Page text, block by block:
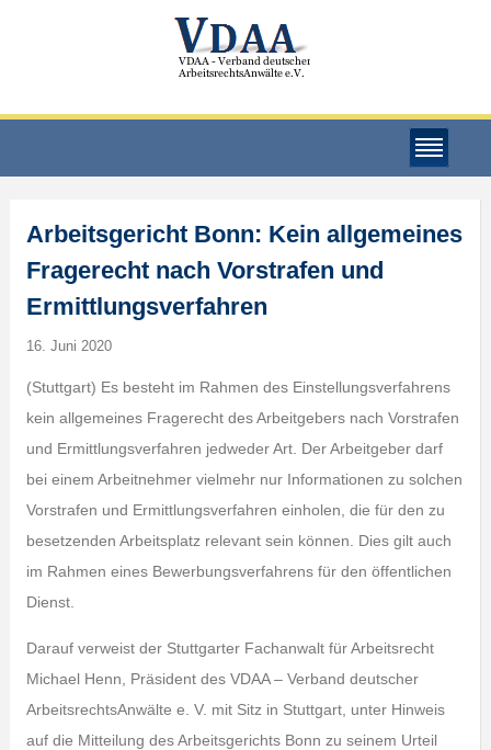
Arbeitsgericht Bonn: Kein allgemeines
Fragerecht nach Vorstrafen und
Ermittlungsverfahren
16. Juni 2020
(Stuttgart) Es besteht im Rahmen des Einstellungsverfahrens
kein allgemeines Fragerecht des Arbeitgebers nach Vorstrafen
und Ermittlungsverfahren jedweder Art. Der Arbeitgeber darf
bei einem Arbeitnehmer vielmehr nur Informationen zu solchen
Vorstrafen und Ermittlungsverfahren einholen, die für den zu
besetzenden Arbeitsplatz relevant sein können. Dies gilt auch
im Rahmen eines Bewerbungsverfahrens für den öffentlichen
Dienst.
Darauf verweist der Stuttgarter Fachanwalt für Arbeitsrecht
Michael Henn, Präsident des VDAA – Verband deutscher
ArbeitsrechtsAnwälte e. V. mit Sitz in Stuttgart, unter Hinweis
auf die Mitteilung des Arbeitsgerichts Bonn zu seinem Urteil